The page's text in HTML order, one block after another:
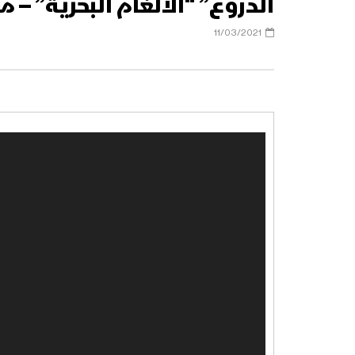
الدروع” “الألغام البحرية”
11/03/2021